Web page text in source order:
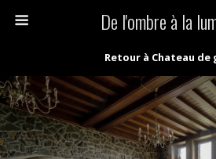
De l'ombre à la
Retour à Chateau de